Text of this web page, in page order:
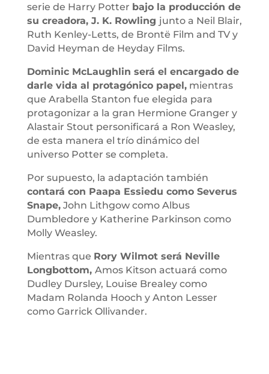
serie de Harry Potter bajo la producción de
su creadora, J. K. Rowling junto a Neil Blair,
Ruth Kenley-Letts, de Brontë Film and TV y
David Heyman de Heyday Films.
Dominic McLaughlin será el encargado de
darle vida al protagónico papel,mientras
que Arabella Stanton fue elegida para
protagonizar a la gran Hermione Granger y
Alastair Stout personificará a Ron Weasley,
de esta manera el trío dinámico del
universo Potter se completa.
Por supuesto, la adaptación también
contará con Paapa Essiedu como Severus
Snape,John Lithgow como Albus
Dumbledore y Katherine Parkinson como
Molly Weasley.
Mientras que Rory Wilmot será Neville
Longbottom, Amos Kitson actuará como
Dudley Dursley, Louise Brealey como
Madam Rolanda Hooch y Anton Lesser
como Garrick Ollivander.